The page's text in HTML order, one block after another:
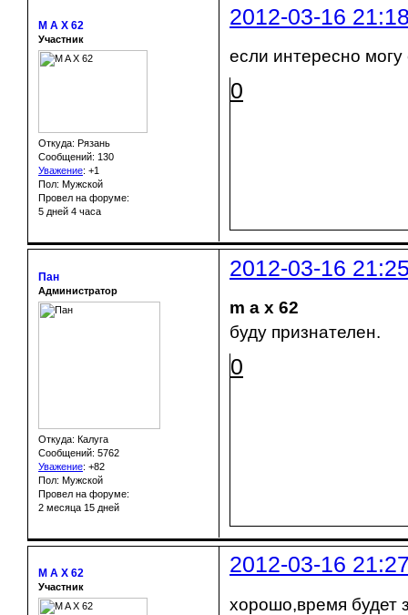
2012-03-16
M A X 62
Участник
Откуда: Рязань
Сообщений: 130
Уважение: +1
Пол: Мужской
Провел на форуме:
5 дней 4 часа
если интересно
0
2012-03-16
Пан
Администратор
Откуда: Калуга
Сообщений: 5762
Уважение: +82
Пол: Мужской
Провел на форуме:
2 месяца 15 дней
m a x 62
буду признателен.
0
2012-03-16
M A X 62
Участник
хорошо,время будет